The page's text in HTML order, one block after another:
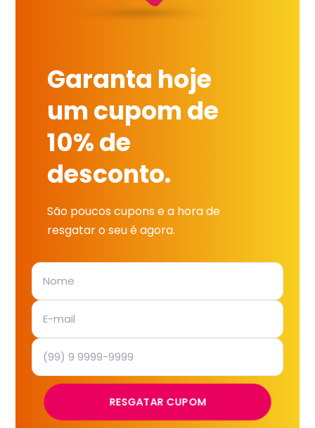
Garanta hoje
um cupom de
10% de
desconto.
São poucos cupons e a hora de
resgatar o seu é agora.
RESGATAR CUPOM